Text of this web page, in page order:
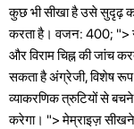
कुछ भी सीखा है उसे सुदृढ़
करता है। वजन: 400; ">
और विराम चिह्न की जांच
सकता है अंग्रेजी, विशेष
व्याकरणिक त्रुटियों से
करेगा। "> मेम्राइज़